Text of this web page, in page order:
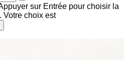
sur Entrée pour choisir la
Votre choix est